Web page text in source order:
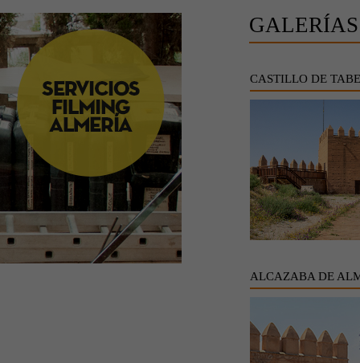
CASTILLO DE
ALCAZABA DE